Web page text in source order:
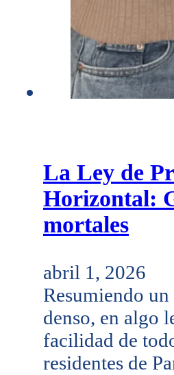
La Ley de
Horizontal:
mortales
abril 1, 2026
Resumiendo
denso, en algo
facilidad de
residentes de